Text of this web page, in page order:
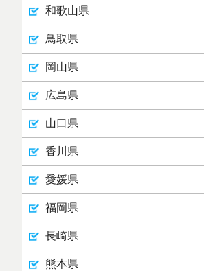
和歌山県
鳥取県
岡山県
広島県
山口県
香川県
愛媛県
福岡県
長崎県
熊本県